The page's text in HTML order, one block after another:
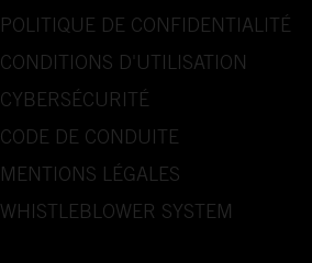
POLITIQUE DE CONFIDENTIALITÉ
CONDITIONS D'UTILISATION
CYBERSÉCURITÉ
CODE DE CONDUITE
MENTIONS LÉGALES
WHISTLEBLOWER SYSTEM